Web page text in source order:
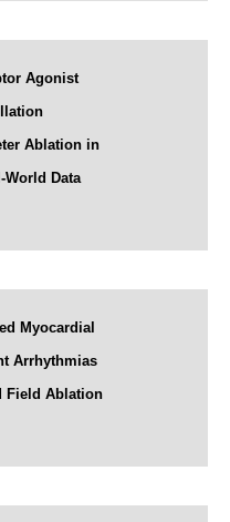
Agonist
Ablation in
World Data
Myocardial
Arrhythmias
Field Ablation